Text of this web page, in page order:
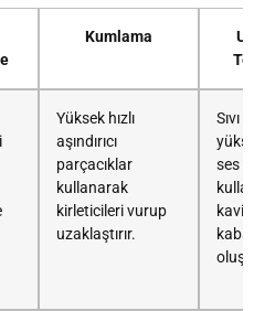
Kumlama
Yüksek hızlı
aşındırıcı
parçacıklar
kullanarak
kirleticileri vurup
uzaklaştırır.
Sıvı
ses